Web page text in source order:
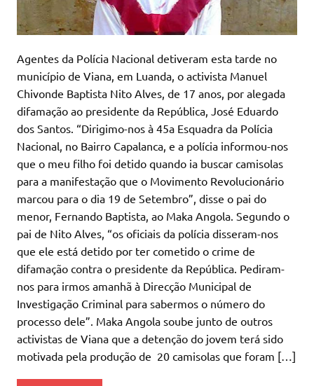
Agentes da Polícia Nacional detiveram esta tarde no
município de Viana, em Luanda, o activista Manuel
Chivonde Baptista Nito Alves, de 17 anos, por alegada
difamação ao presidente da República, José Eduardo
dos Santos. “Dirigimo-nos à 45a Esquadra da Polícia
Nacional, no Bairro Capalanca, e a polícia informou-nos
que o meu filho foi detido quando ia buscar camisolas
para a manifestação que o Movimento Revolucionário
marcou para o dia 19 de Setembro”, disse o pai do
menor, Fernando Baptista, ao Maka Angola. Segundo o
pai de Nito Alves, “os oficiais da polícia disseram-nos
que ele está detido por ter cometido o crime de
difamação contra o presidente da República. Pediram-
nos para irmos amanhã à Direcção Municipal de
Investigação Criminal para sabermos o número do
processo dele”. Maka Angola soube junto de outros
activistas de Viana que a detenção do jovem terá sido
motivada pela produção de 20 camisolas que foram […]